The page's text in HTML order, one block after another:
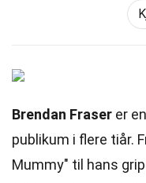
Brendan Fraser er
publikum i flere tiår.
Mummy" til hans